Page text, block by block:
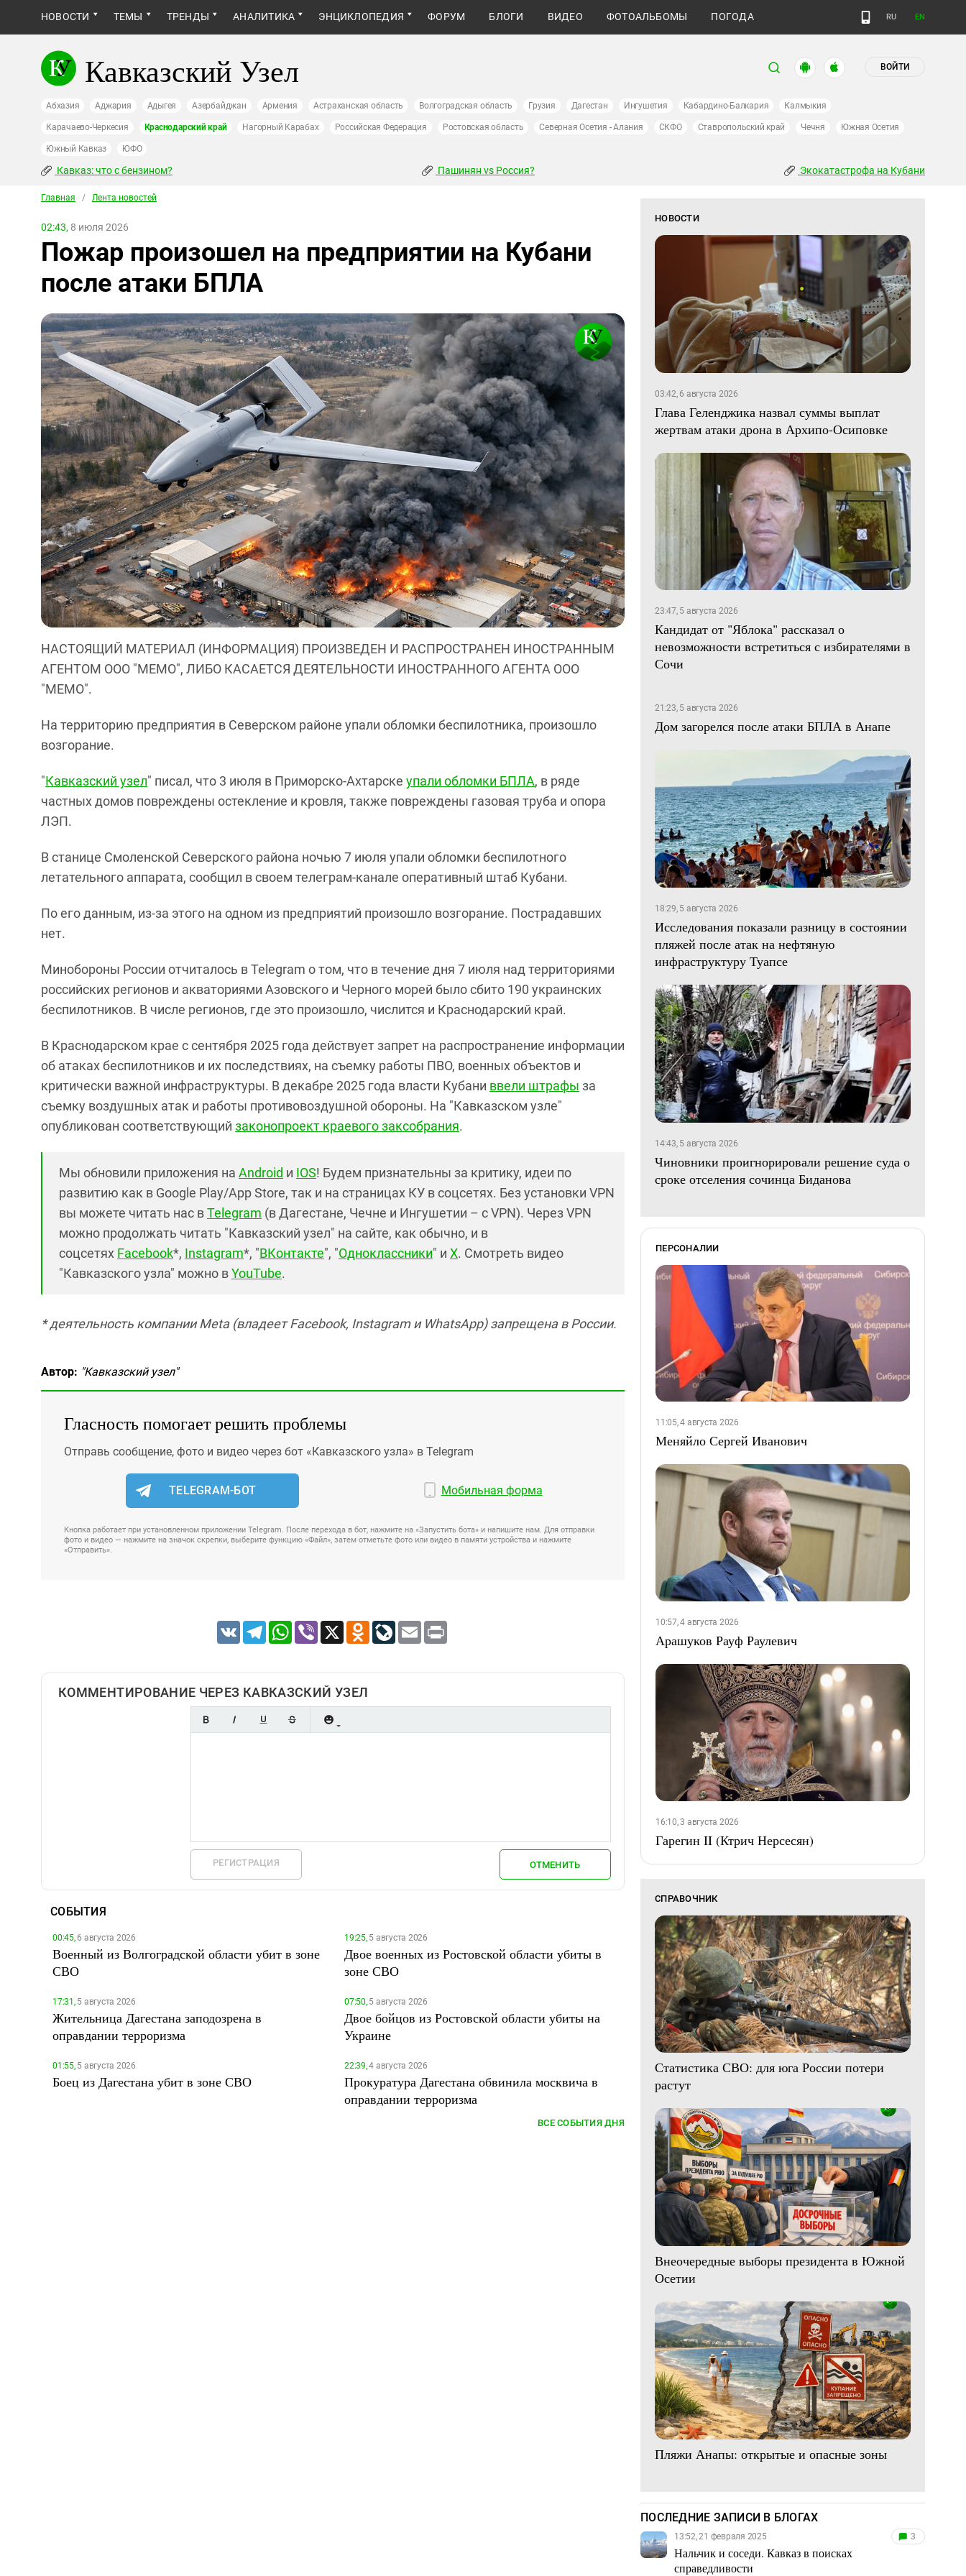
НОВОСТИ ТЕМЫ ТРЕНДЫ АНАЛИТИКА ЭНЦИКЛОПЕДИЯ ФОРУМ БЛОГИ ВИДЕО ФОТОАЛЬБОМЫ ПОГОДА RU EN
Кавказский Узел ВОЙТИ
Абхазия Аджария Адыгея Азербайджан Армения Астраханская область Волгоградская область Грузия Дагестан Ингушетия Кабардино-Балкария Калмыкия
Карачаево-Черкесия Краснодарский край Нагорный Карабах Российская Федерация Ростовская область Северная Осетия - Алания СКФО Ставропольский край Чечня Южная Осетия
Южный Кавказ ЮФО
Кавказ: что с бензином? Пашинян vs Россия? Экокатастрофа на Кубани
Главная / Лента новостей
02:43, 8 июля 2026
Пожар произошел на предприятии на Кубани
после атаки БПЛА
НАСТОЯЩИЙ МАТЕРИАЛ (ИНФОРМАЦИЯ) ПРОИЗВЕДЕН И РАСПРОСТРАНЕН ИНОСТРАННЫМ
АГЕНТОМ ООО "МЕМО", ЛИБО КАСАЕТСЯ ДЕЯТЕЛЬНОСТИ ИНОСТРАННОГО АГЕНТА ООО
"МЕМО".
На территорию предприятия в Северском районе упали обломки беспилотника, произошло
возгорание.
"Кавказский узел" писал, что 3 июля в Приморско-Ахтарске упали обломки БПЛА, в ряде
частных домов повреждены остекление и кровля, также повреждены газовая труба и опора
ЛЭП.
В станице Смоленской Северского района ночью 7 июля упали обломки беспилотного
летательного аппарата, сообщил в своем телеграм-канале оперативный штаб Кубани.
По его данным, из-за этого на одном из предприятий произошло возгорание. Пострадавших
нет.
Минобороны России отчиталось в Telegram о том, что в течение дня 7 июля над территориями
российских регионов и акваториями Азовского и Черного морей было сбито 190 украинских
беспилотников. В числе регионов, где это произошло, числится и Краснодарский край.
В Краснодарском крае с сентября 2025 года действует запрет на распространение информации
об атаках беспилотников и их последствиях, на съемку работы ПВО, военных объектов и
критически важной инфраструктуры. В декабре 2025 года власти Кубани ввели штрафы за
съемку воздушных атак и работы противовоздушной обороны. На "Кавказском узле"
опубликован соответствующий законопроект краевого заксобрания.
Мы обновили приложения на Android и IOS! Будем признательны за критику, идеи по
развитию как в Google Play/App Store, так и на страницах КУ в соцсетях. Без установки VPN
вы можете читать нас вTelegram (в Дагестане, Чечне и Ингушетии – с VPN). Через VPN
можно продолжать читать "Кавказский узел" на сайте, как обычно, и в
соцсетях Facebook*, Instagram*, "ВКонтакте", "Одноклассники" и X. Смотреть видео
"Кавказского узла" можно вYouTube.
* деятельность компании Meta (владеет Facebook, Instagram и WhatsApp) запрещена в России.
Автор: "Кавказский узел"
Гласность помогает решить проблемы
Отправь сообщение, фото и видео через бот «Кавказского узла» в Telegram
TELEGRAM-БОТ Мобильная форма
Кнопка работает при установленном приложении Telegram. После перехода в бот, нажмите на «Запустить бота» и напишите нам. Для отправки
фото и видео — нажмите на значок скрепки, выберите функцию «Файл», затем отметьте фото или видео в памяти устройства и нажмите
«Отправить».
VK TelegramWhatsApp
Viber X Odnoklassniki
LiveJournal
Email
КОММЕНТИРОВАНИЕ ЧЕРЕЗ КАВКАЗСКИЙ УЗЕЛ
РЕГИСТРАЦИЯ ОТМЕНИТЬ
СОБЫТИЯ
00:45,6 августа 2026
Военный из Волгоградской области убит в зоне
СВО
19:25,5 августа 2026
Двое военных из Ростовской области убиты в
зоне СВО
17:31,5 августа 2026
Жительница Дагестана заподозрена в
оправдании терроризма
07:50,5 августа 2026
Двое бойцов из Ростовской области убиты на
Украине
01:55,5 августа 2026
Боец из Дагестана убит в зоне СВО
22:39,4 августа 2026
Прокуратура Дагестана обвинила москвича в
оправдании терроризма
ВСЕ СОБЫТИЯ ДНЯ
НОВОСТИ
03:42, 6 августа 2026
Глава Геленджика назвал суммы выплат
жертвам атаки дрона в Архипо-Осиповке
23:47, 5 августа 2026
Кандидат от "Яблока" рассказал о
невозможности встретиться с избирателями в
Сочи
21:23, 5 августа 2026
Дом загорелся после атаки БПЛА в Анапе
18:29, 5 августа 2026
Исследования показали разницу в состоянии
пляжей после атак на нефтяную
инфраструктуру Туапсе
14:43, 5 августа 2026
Чиновники проигнорировали решение суда о
сроке отселения сочинца Биданова
ПЕРСОНАЛИИ
11:05, 4 августа 2026
Меняйло Сергей Иванович
10:57, 4 августа 2026
Арашуков Рауф Раулевич
16:10, 3 августа 2026
Гарегин II (Ктрич Нерсесян)
СПРАВОЧНИК
Статистика СВО: для юга России потери
растут
Внеочередные выборы президента в Южной
Осетии
Пляжи Анапы: открытые и опасные зоны
ПОСЛЕДНИЕ ЗАПИСИ В БЛОГАХ
13:52, 21 февраля 2025
Нальчик и соседи. Кавказ в поисках
справедливости
3